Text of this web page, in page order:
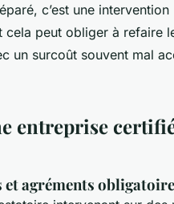
c’est une intervention
cela peut obliger à refaire
un surcoût souvent mal
entreprise
agréments